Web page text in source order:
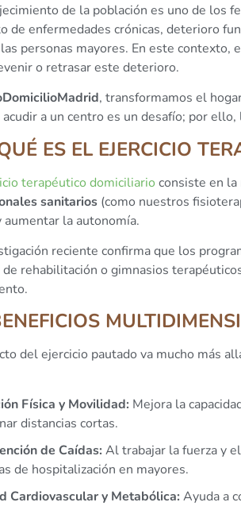
de la población es uno de los
de enfermedades crónicas, deterioro
personas mayores. En este contexto,
o retrasar este deterioro.
, transformamos el
acudir a un centro es un desafío; por
ES EL EJERCICIO
terapéutico domiciliario consiste en la
sanitarios (como nuestros
aumentar la autonomía.
reciente confirma que los
rehabilitación o gimnasios
del ejercicio pautado va mucho más
Física y Movilidad: Mejora la
distancias cortas.
de Caídas: Al trabajar la fuerza y
de hospitalización en mayores.
Cardiovascular y Metabólica: Ayuda a